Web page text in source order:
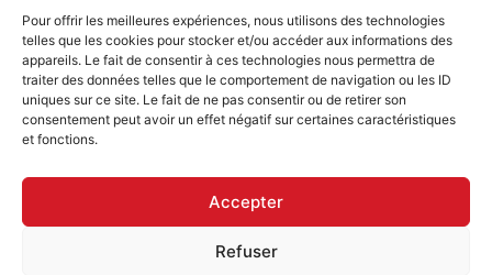
Pour offrir les meilleures expériences, nous utilisons des technologies
telles que les cookies pour stocker et/ou accéder aux informations des
appareils. Le fait de consentir à ces technologies nous permettra de
traiter des données telles que le comportement de navigation ou les ID
uniques sur ce site. Le fait de ne pas consentir ou de retirer son
consentement peut avoir un effet négatif sur certaines caractéristiques
et fonctions.
Accepter
Refuser